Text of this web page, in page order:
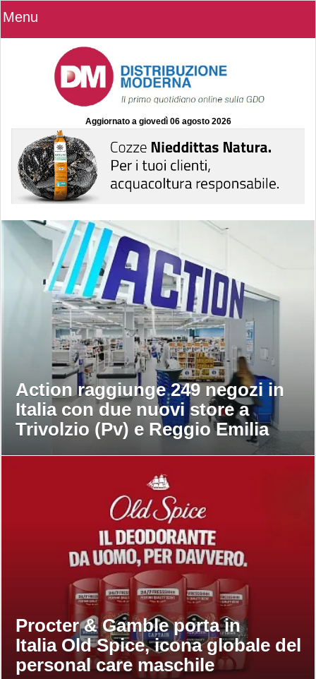
Menu
Aggiornato a giovedì 06 agosto 2026
Action raggiunge 249 negozi in
Italia con due nuovi store a
Trivolzio (Pv) e Reggio Emilia
Procter & Gamble porta in
Italia Old Spice, icona globale del
personal care maschile